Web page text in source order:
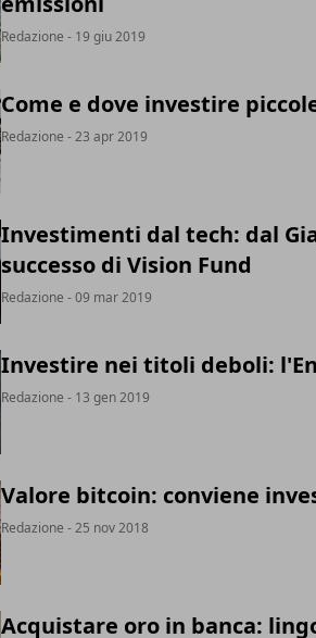
Redazione - 19 giu 2019
Come e dove investire
Redazione - 23 apr 2019
Investimenti dal tech: dal
successo di Vision Fund
Redazione - 09 mar 2019
Investire nei titoli deboli:
Redazione - 13 gen 2019
Valore bitcoin: conviene
Redazione - 25 nov 2018
Acquistare oro in banca: